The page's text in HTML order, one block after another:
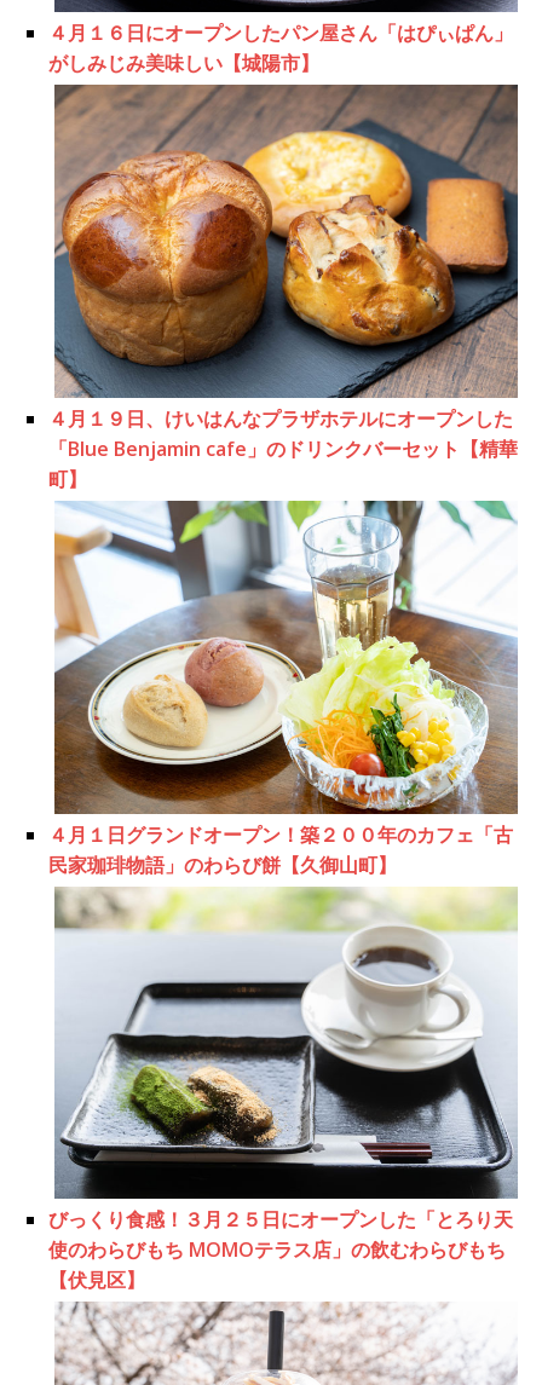
４月１６日にオープンしたパン屋さん「はぴぃぱん」
がしみじみ美味しい【城陽市】
４月１９日、けいはんなプラザホテルにオープンした
「Blue Benjamin cafe」のドリンクバーセット【精華
町】
４月１日グランドオープン！築２００年のカフェ「古
民家珈琲物語」のわらび餅【久御山町】
びっくり食感！３月２５日にオープンした「とろり天
使のわらびもち MOMOテラス店」の飲むわらびもち
【伏見区】